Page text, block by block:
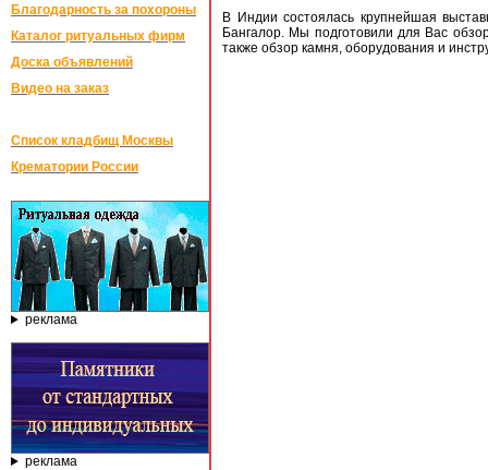
Благодарность за похороны
Каталог ритуальных фирм
Доска объявлений
Видео на заказ
Список кладбищ Москвы
Крематории России
реклама
реклама
В Индии состоялась крупнейшая
Бангалор. Мы подготовили для Вас
также обзор камня, оборудования и